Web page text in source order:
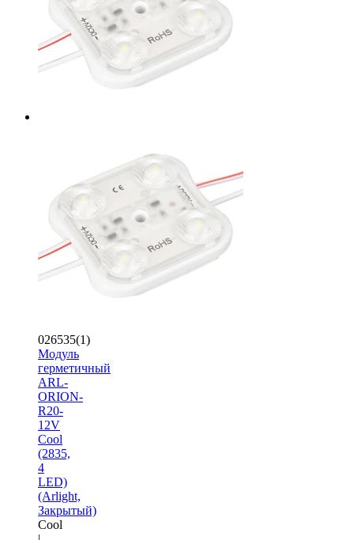
026535(1)
Модуль
герметичный
ARL-
ORION-
R20-
12V
Cool
(2835,
4
LED)
(Arlight,
Закрытый)
Cool